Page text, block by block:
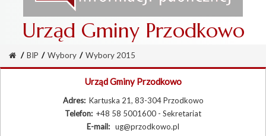
Urząd Gminy Przodkowo
/ BIP / Wybory / Wybory 2015
Urząd Gminy Przodkowo
Adres: Kartuska 21, 83-304 Przodkowo
Telefon: +48 58 5001600 - Sekretariat
E-mail: ug@przodkowo.pl